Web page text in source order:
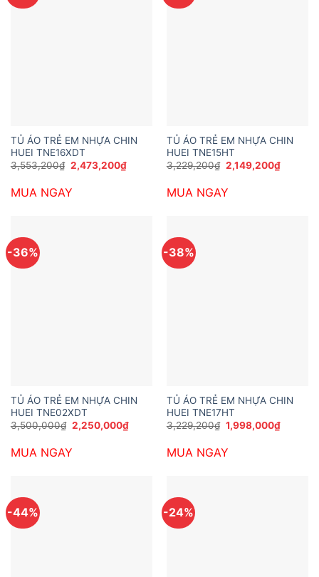
TỦ ÁO TRẺ EM NHỰA CHIN
HUEI TNE16XDT
3,553,200₫ Giá
gốc
3,553,200₫.
2,473,200₫Giá
hiện
MUA NGAY
TỦ ÁO TRẺ EM NHỰA CHIN
HUEI TNE15HT
3,229,200₫ Giá
gốc
3,229,200₫.
2,149,200₫Giá
hiện
MUA NGAY
-36%
TỦ ÁO TRẺ EM NHỰA CHIN
HUEI TNE02XDT
3,500,000₫ Giá
gốc
3,500,000₫.
2,250,000₫Giá
hiện
MUA NGAY
-38%
TỦ ÁO TRẺ EM NHỰA CHIN
HUEI TNE17HT
3,229,200₫ Giá
gốc
3,229,200₫.
1,998,000₫Giá
hiện
MUA NGAY
-44% -24%